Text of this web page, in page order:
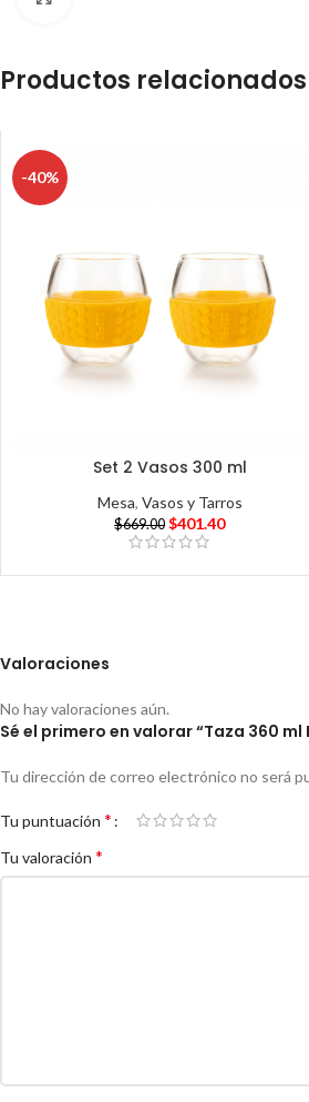
Productos
-40%
Set 2 Vasos 300 ml
Mesa, Vasos y Tarros
$669.00 $401.40
Valoraciones
No hay valoraciones aún.
Sé el primero en valorar “Taza 360 ml
Tu dirección de correo electrónico no será
Tu puntuación *
Tu valoración *